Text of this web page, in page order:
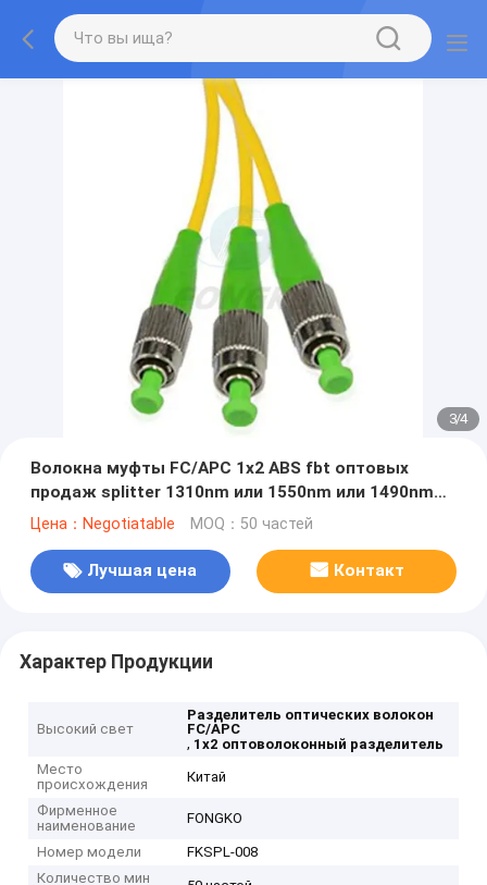
3/4
Волокна муфты FC/APC 1x2 ABS fbt оптовых
продаж splitter 1310nm или 1550nm или 1490nm
высококачественного оптического оптически
Цена：Negotiatable MOQ：50 частей
Лучшая цена Контакт
Характер Продукции
Высокий свет
Разделитель оптических волокон
FC/APC
, 1х2 оптоволоконный разделитель
Место
происхождения
Китай
Фирменное
наименование
FONGKO
Номер модели
FKSPL-008
Количество мин